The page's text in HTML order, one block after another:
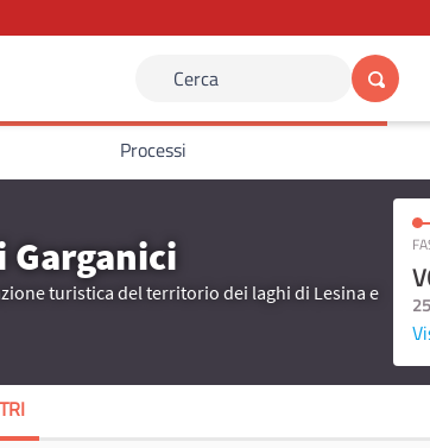
Cerca
Processi
turistica del territorio dei laghi di Lesina e